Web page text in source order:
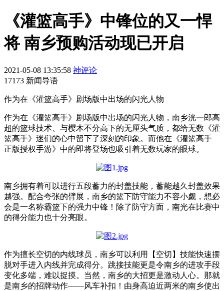
《灌篮高手》中锋位的又一悍
将 南乡预购活动现已开启
2021-05-08 13:35:58 神评论
17173 新闻导语
作为在《灌篮高手》剧场版中出场的闪光人物
作为在《灌篮高手》剧场版中出场的闪光人物，南乡洸一郎高
超的篮球技术、与樱木不分高下的无厘头气质，都给无数《灌
篮高手》迷们的心中留下了深刻的印象。而他在《灌篮高手
正版授权手游》中的即将登场也吸引着无数玩家的眼球。
南乡拥有着可以进行五段蓄力的封盖技能，蓄能越久封盖效果
越强。配合夸张的臂展，南乡的篮下防守能力不容小觑，想必
会是一名称霸篮下的强力中锋！除了防守方面，南光在比赛中
的得分能力也十分亮眼。
作为擅长空切的内线球员，南乡可以利用【空切】技能快速摆
脱对手进入内线并完成得分。跳接技能更是令南乡的进攻手段
变化多端，难以捉摸。当然，南乡的大招更是激动人心。那就
是南乡的招牌动作——风车补扣！由身高迫近两米的南乡使出